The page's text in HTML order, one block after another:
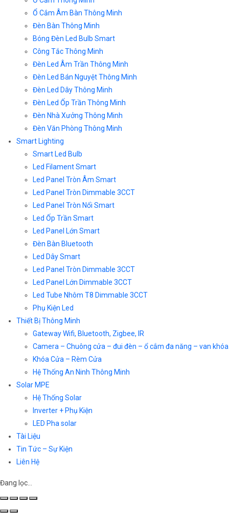
Ổ Cắm Âm Bàn Thông Minh
Đèn Bàn Thông Minh
Bóng Đèn Led Bulb Smart
Công Tắc Thông Minh
Đèn Led Âm Trần Thông Minh
Đèn Led Bán Nguyệt Thông Minh
Đèn Led Dây Thông Minh
Đèn Led Ốp Trần Thông Minh
Đèn Nhà Xưởng Thông Minh
Đèn Văn Phòng Thông Minh
Smart Lighting
Smart Led Bulb
Led Filament Smart
Led Panel Tròn Âm Smart
Led Panel Tròn Dimmable 3CCT
Led Panel Tròn Nổi Smart
Led Ốp Trần Smart
Led Panel Lớn Smart
Đèn Bàn Bluetooth
Led Dây Smart
Led Panel Tròn Dimmable 3CCT
Led Panel Lớn Dimmable 3CCT
Led Tube Nhôm T8 Dimmable 3CCT
Phụ Kiện Led
Thiết Bị Thông Minh
Gateway Wifi, Bluetooth, Zigbee, IR
Camera – Chuông cửa – đui đèn – ổ cắm đa năng – van khóa
Khóa Cửa – Rèm Cửa
Hệ Thống An Ninh Thông Minh
Solar MPE
Hệ Thống Solar
Inverter + Phụ Kiện
LED Pha solar
Tài Liệu
Tin Tức – Sự Kiện
Liên Hệ
Đang lọc…